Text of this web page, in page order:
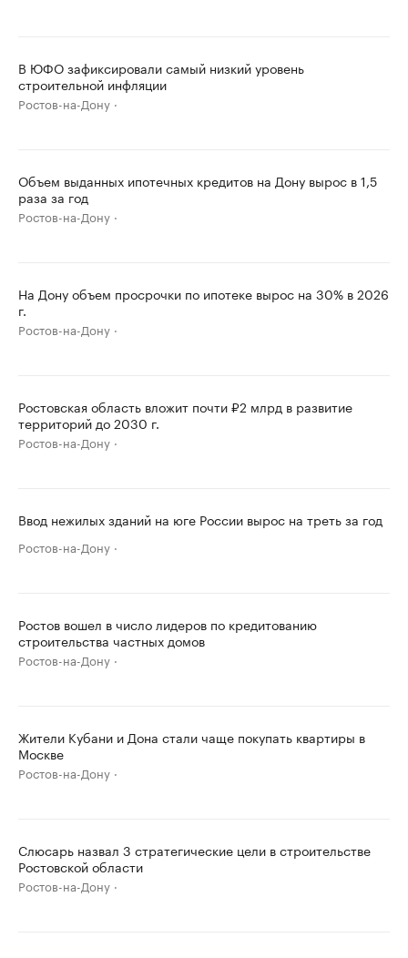
В ЮФО зафиксировали самый низкий уровень
строительной инфляции
Ростов-на-Дону
Объем выданных ипотечных кредитов на Дону вырос в 1,5
раза за год
Ростов-на-Дону
На Дону объем просрочки по ипотеке вырос на 30% в 2026
г.
Ростов-на-Дону
Ростовская область вложит почти ₽2 млрд в развитие
территорий до 2030 г.
Ростов-на-Дону
Ввод нежилых зданий на юге России вырос на треть за год
Ростов-на-Дону
Ростов вошел в число лидеров по кредитованию
строительства частных домов
Ростов-на-Дону
Жители Кубани и Дона стали чаще покупать квартиры в
Москве
Ростов-на-Дону
Слюсарь назвал 3 стратегические цели в строительстве
Ростовской области
Ростов-на-Дону